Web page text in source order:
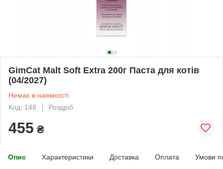
GimCat Malt Soft Extra 200г Паста для котів
(04/2027)
Немає в наявності
Код: 148
Роздріб
455 ₴
Опис Характеристики Доставка Оплата Умови